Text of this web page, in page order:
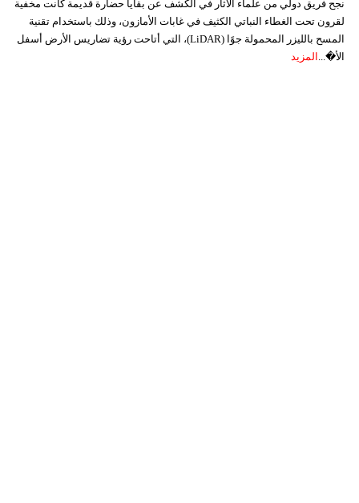
نجح فريق دولي من علماء الآثار في الكشف عن بقايا حضارة قديمة كانت مخفية
لقرون تحت الغطاء النباتي الكثيف في غابات الأمازون، وذلك باستخدام تقنية
المسح بالليزر المحمولة جوًا (LiDAR)، التي أتاحت رؤية تضاريس الأرض أسفل
الأ�... المزيد